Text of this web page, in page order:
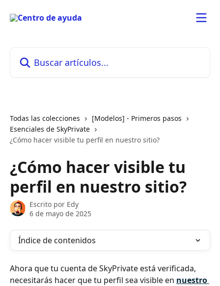
Todas las colecciones
[Modelos] - Primeros pasos
Esenciales de SkyPrivate
¿Cómo hacer visible tu perfil en nuestro sitio?
¿Cómo hacer visible tu
perfil en nuestro sitio?
Escrito por Edy
6 de mayo de 2025
Índice de contenidos
Ahora que tu cuenta de SkyPrivate está verificada,
necesitarás hacer que tu perfil sea visible en nuestro